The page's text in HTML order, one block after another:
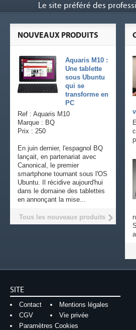
Le site préféré des
NOUVEAUX PRODUITS
Aquaris M10 :
Une tablette
sous Ubuntu
qui se
transforme en
PC
Ref : Aquaris M10
Marque : BQ
Prix : 250
En juin dernier, l'espagnol BQ
lançait, en partenariat avec
Canonical, le premier
smartphone tournant sous l'OS
Ubuntu. Il récidive aujourd'hui
dans le domaine des tablettes
en annonçant la mise...
Tous les nouveaux produits
SITE
Contact
Mentions légales
CGV
Vie privée
Paramètres Cookies